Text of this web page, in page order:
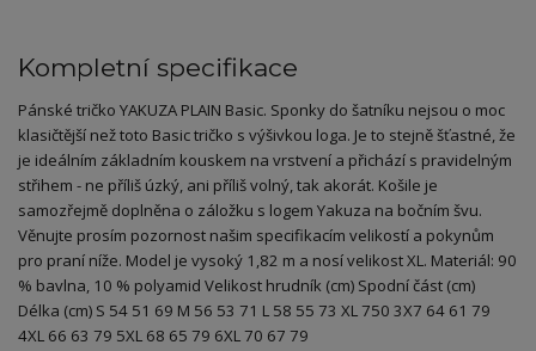
Kompletní specifikace
Pánské tričko YAKUZA PLAIN Basic. Sponky do šatníku nejsou o moc
klasičtější než toto Basic tričko s výšivkou loga. Je to stejně šťastné, že
je ideálním základním kouskem na vrstvení a přichází s pravidelným
střihem - ne příliš úzký, ani příliš volný, tak akorát. Košile je
samozřejmě doplněna o záložku s logem Yakuza na bočním švu.
Věnujte prosím pozornost našim specifikacím velikostí a pokynům
pro praní níže. Model je vysoký 1,82 m a nosí velikost XL. Materiál: 90
% bavlna, 10 % polyamid Velikost hrudník (cm) Spodní část (cm)
Délka (cm) S 54 51 69 M 56 53 71 L 58 55 73 XL 750 3X7 64 61 79
4XL 66 63 79 5XL 68 65 79 6XL 70 67 79